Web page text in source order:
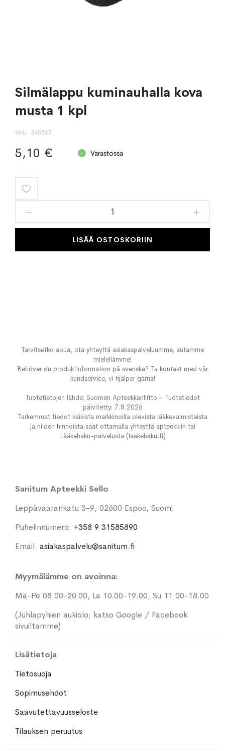
Silmälappu kuminauhalla kova
musta 1 kpl
SKU 340567
5,10 € Varastossa
toivelistaan
LISÄÄ OSTOSKORIIN
Tarvitsetko apua, ota yhteyttä asiakaspalveluumme, autamme
mielellämme!
Behöver du produktinformation på svenska? Ta kontakt med vår
kundservice, vi hjälper gärna!
Tuotetietojen lähde: Suomen Apteekkariliitto - Tuotetiedot
päivitetty: 7.8.2026
Tarkemmat tiedot kaikista markkinoilla olevista lääkevalmisteista
ja niiden hinnoista saat ottamalla yhteyttä apteekkiin tai
Lääkehaku-palvelusta (laakehaku.fi)
Sanitum Apteekki Sello
Leppävaarankatu 3-9, 02600 Espoo, Suomi
Puhelinnumero: +358 9 31585890
Email: asiakaspalvelu@sanitum.fi
Myymälämme on avoinna:
Ma-Pe 08.00-20.00, La 10.00-19.00, Su 11.00-18.00
(Juhlapyhien aukiolo; katso Google / Facebook
sivuiltamme)
Lisätietoja
Tietosuoja
Sopimusehdot
Saavutettavuusseloste
Tilauksen peruutus